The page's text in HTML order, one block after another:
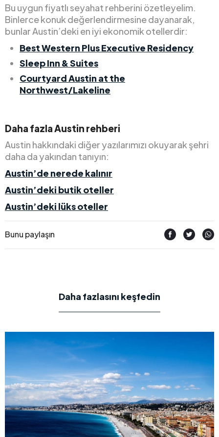
Bu uygun fiyatlı seyahat rehberini özetleyelim.
Binlerce konuk değerlendirmesine dayanarak,
bunlar Austin’deki en iyi ekonomik otellerdir:
Best Western Plus Executive Residency
Sleep Inn & Suites
Courtyard Austin at the
Northwest/Lakeline
Daha fazla Austin rehberi
Austin hakkındaki diğer yazılarımızı okuyarak şehri
daha da yakından tanıyın:
Austin’de nerede kalınır
Austin’deki butik oteller
Austin’deki lüks oteller
Bunu paylaşın
Daha fazlasını keşfedin